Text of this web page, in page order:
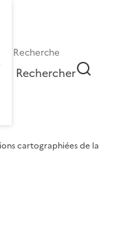
Rechercher
cartographiées de la